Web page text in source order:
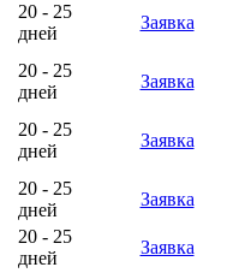
20 - 25
дней
Заявка
20 - 25
дней
Заявка
20 - 25
дней
Заявка
20 - 25
дней
Заявка
20 - 25
дней
Заявка